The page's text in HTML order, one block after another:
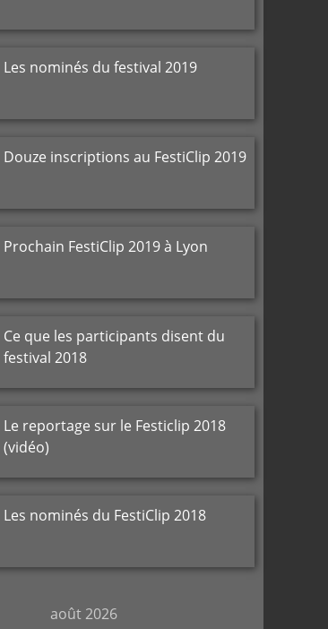
Les nominés du festival 2019
Douze inscriptions au FestiClip 2019
Prochain FestiClip 2019 à Lyon
Ce que les participants disent du
festival 2018
Le reportage sur le Festiclip 2018
(vidéo)
Les nominés du FestiClip 2018
août 2026